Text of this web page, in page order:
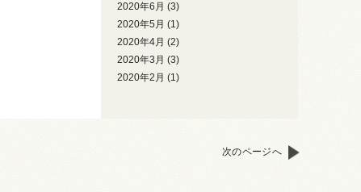
2020年6月 (3)
2020年5月 (1)
2020年4月 (2)
2020年3月 (3)
2020年2月 (1)
次のページへ